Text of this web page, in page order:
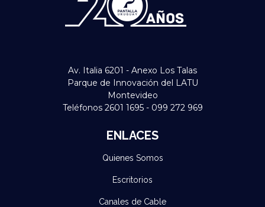
Av. Italia 6201 - Anexo Los Talas
Parque de Innovación del LATU
Montevideo
Teléfonos 2601 1695 - 099 272 969
ENLACES
Quienes Somos
Escritorios
Canales de Cable